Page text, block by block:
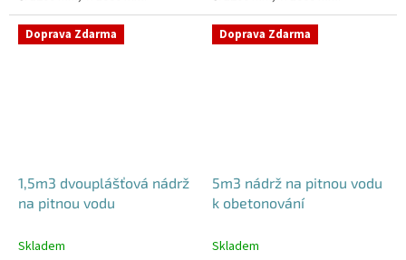
komínek. Kvalitní nádrž na pitnou
vodu pod parkovací...
komínek Kvalitní, pevná nádrž na
pitnou vodu bez...
Doprava Zdarma
1,5m3 dvouplášťová nádrž
na pitnou vodu
Skladem
Doprava Zdarma
5m3 nádrž na pitnou vodu
k obetonování
Skladem